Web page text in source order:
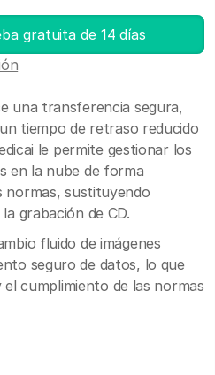
gratuita de 14 días
una transferencia segura,
tiempo de retraso reducido
le permite gestionar los
en la nube de forma
normas, sustituyendo
grabación de CD.
fluido de imágenes
seguro de datos, lo que
cumplimiento de las normas